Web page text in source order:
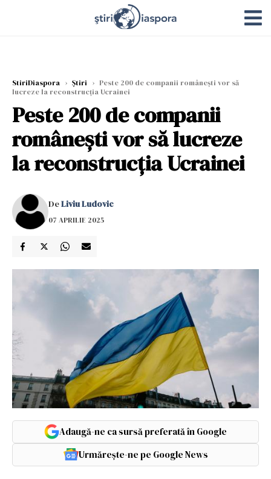
StiriDiaspora › Știri › Peste 200 de companii româneşti vor să
lucreze la reconstrucţia Ucrainei
Peste 200 de companii
româneşti vor să lucreze
la reconstrucţia Ucrainei
DeLiviu Ludovic
07 APRILIE 2025
Adaugă-ne ca sursă preferată în Google
Urmărește-ne pe Google News